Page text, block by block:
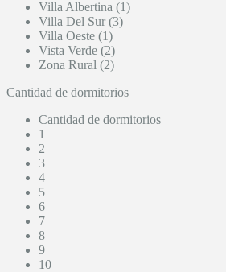
Villa Albertina (1)
Villa Del Sur (3)
Villa Oeste (1)
Vista Verde (2)
Zona Rural (2)
Cantidad de dormitorios
Cantidad de dormitorios
1
2
3
4
5
6
7
8
9
10